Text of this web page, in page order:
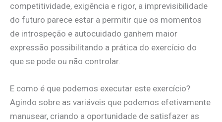
competitividade, exigência e rigor, a imprevisibilidade
do futuro parece estar a permitir que os momentos
de introspeção e autocuidado ganhem maior
expressão possibilitando a prática do exercício do
que se pode ou não controlar.
E como é que podemos executar este exercício?
Agindo sobre as variáveis que podemos efetivamente
manusear, criando a oportunidade de satisfazer as